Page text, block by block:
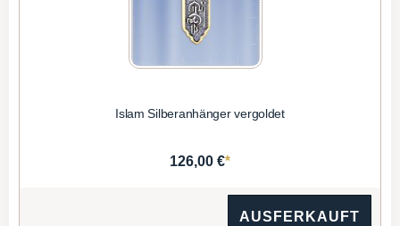
Islam Silberanhänger vergoldet
126,00 €*
AUSFERKAUFT